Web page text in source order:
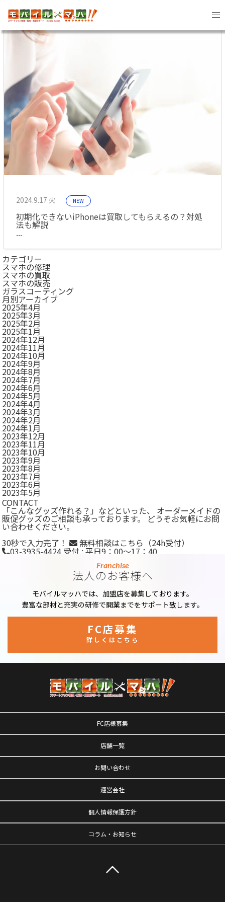
2024年9月 記事一覧
2024.9.17 火 NEW
初期化できないiPhoneは買取してもらえるの？対処
法も解説
...
カテゴリー
スマホの修理
スマホの買取
スマホの販売
ガラスコーティング
月別アーカイブ
2025年4月
2025年3月
2025年2月
2025年1月
2024年12月
2024年11月
2024年10月
2024年9月
2024年8月
2024年7月
2024年6月
2024年5月
2024年4月
2024年3月
2024年2月
2024年1月
2023年12月
2023年11月
2023年10月
2023年9月
2023年8月
2023年7月
2023年6月
2023年5月
CONTACT
「こんなグッズ作れる？」などといった、 オーダーメイドの
販促グッズのご相談も承っております。 どうぞお気軽にお問
い合わせください。
30秒で入力完了！
無料相談はこちら （24h受付）
03-3935-4424 受付 : 平日9：00～17：40
Franchise
法人のお客様へ
モバイルマッハでは、加盟店を募集しております。
豊富な部材と充実の研修で開業までをサポート致します。
FC店募集
詳しくはこちら
FC店様募集
店舗一覧
お問い合わせ
運営会社
個人情報保護方針
コラム・お知らせ